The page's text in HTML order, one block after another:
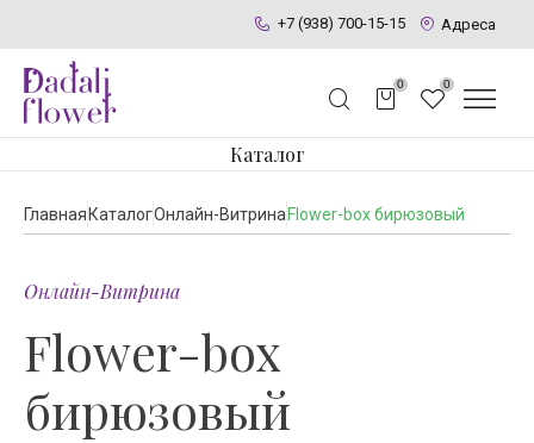
+7 (938) 700-15-15 Адреса
0 0
Каталог
Главная КаталогОнлайн-Витрина Flower-box бирюзовый
Онлайн-Витрина
Flower-box
бирюзовый